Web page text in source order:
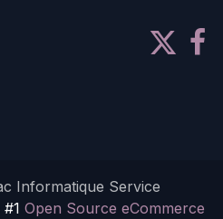
Informatique Service
Open Source eCommerce